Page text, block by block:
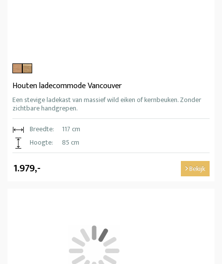
Houten ladecommode Vancouver
Een stevige ladekast van massief wild eiken of kernbeuken. Zonder
zichtbare handgrepen.
Breedte:
117 cm
Hoogte:
85 cm
1.979,- Bekijk